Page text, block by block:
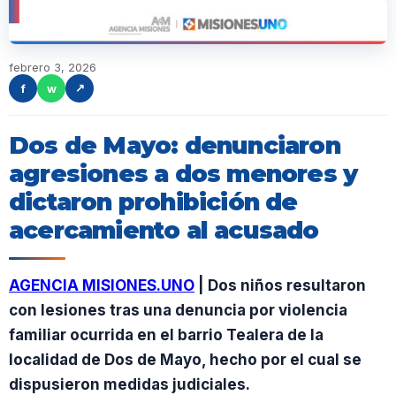
febrero 3, 2026
f
w ↗
Dos de Mayo: denunciaron
agresiones a dos menores y
dictaron prohibición de
acercamiento al acusado
AGENCIA MISIONES.UNO | Dos niños resultaron
con lesiones tras una denuncia por violencia
familiar ocurrida en el barrio Tealera de la
localidad de Dos de Mayo, hecho por el cual se
dispusieron medidas judiciales.